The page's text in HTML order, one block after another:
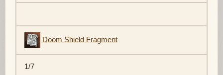
Doom Shield Fragment
1/7